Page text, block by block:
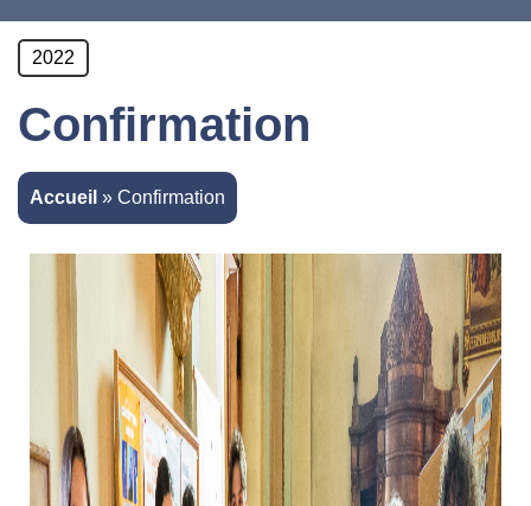
2022
Confirmation
Accueil » Confirmation